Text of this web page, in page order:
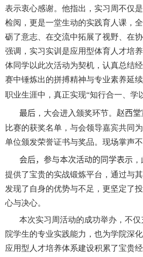
表示衷心感谢。他指出，实习周不仅
检阅，更是一堂生动的实践育人课，
砺了意志、在交流中拓展了视野、在
强调，实习实训是应用型体育人才培
体同学以此次活动为契机，认真总结
赛中锤炼出的拼搏精神与专业素养延
职业生涯中，真正实现“知行合一、学
最后 ，大会进入颁奖环节。 赵西堂
比赛的获奖名单，与会领导嘉宾共同
单位颁发荣誉证书与奖品。现场掌声不
会后，参与本次活动的同学表示
提供了宝贵的实战锻炼平台，通过与
发现了自身的优势与不足，更坚定了
心与决心。
本次实习周活动的成功举办，不
院学生的专业实践能力，也为学院深
应用型人才培养体系建设积累了宝贵